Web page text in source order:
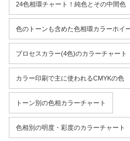
24色相環チャート！純色とその中間色
色のトーンも含めた色相環カラーホイ
プロセスカラー(4色)のカラーチャート
カラー印刷で主に使われるCMYKの色
トーン別の色相カラーチャート
色相別の明度・彩度のカラーチャート